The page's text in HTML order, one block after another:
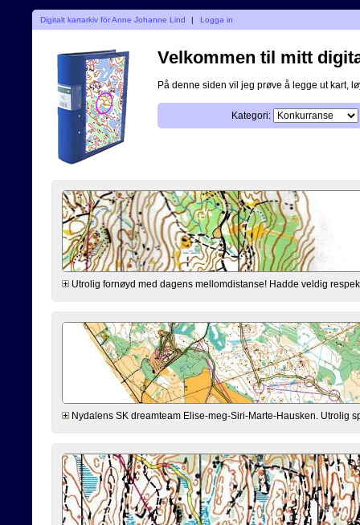
Digitalt kartarkiv för Anne Johanne Lind | Logga in
Velkommen til mitt
På denne siden vil jeg prøve å legge ut kart,
Kategori:
Utrolig fornøyd med dagens mellomdistanse! Hadde veldig
Nydalens SK dreamteam Elise-meg-Siri-Marte-Hausken. Utrolig